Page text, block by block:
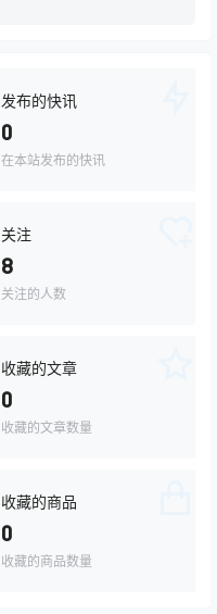
发布的快讯
0
在本站发布的快讯
关注
8
关注的人数
收藏的文章
0
收藏的文章数量
收藏的商品
0
收藏的商品数量